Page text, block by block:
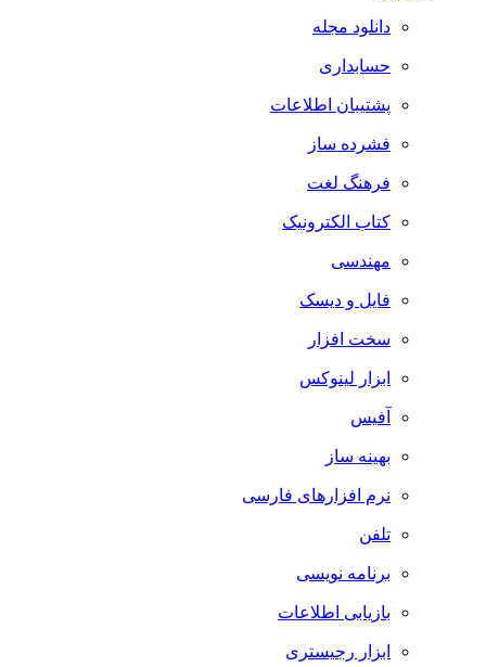
دانلود مجله
حسابداری
پشتیبان اطلاعات
فشرده ساز
فرهنگ لغت
کتاب الکترونیک
مهندسی
فایل و دیسک
سخت افزار
ابزار لینوکس
آفیس
بهینه ساز
نرم افزارهای فارسی
تلفن
برنامه نویسی
بازیابی اطلاعات
ابزار رجیستری